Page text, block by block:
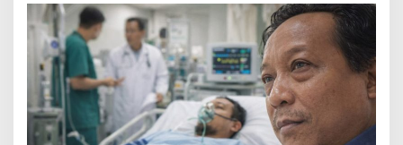
k
e
s
,
R
E
K
A